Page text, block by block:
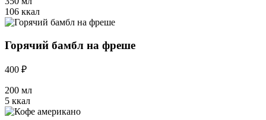
106 ккал
Горячий бамбл на фреше
400 ₽
200 мл
5 ккал